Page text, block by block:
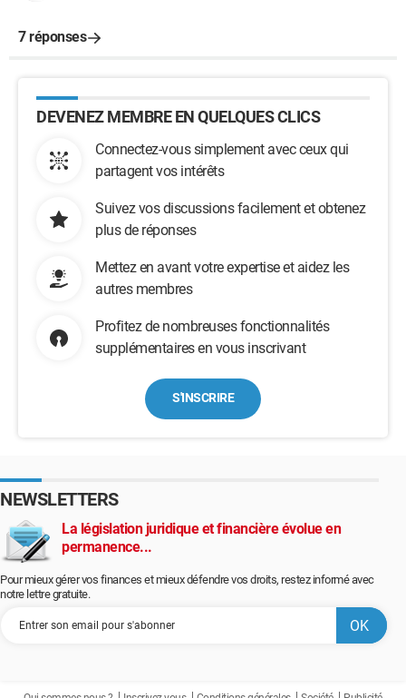
7 réponses
DEVENEZ MEMBRE EN QUELQUES CLICS
Connectez-vous simplement avec ceux qui
partagent vos intérêts
Suivez vos discussions facilement et obtenez
plus de réponses
Mettez en avant votre expertise et aidez les
autres membres
Profitez de nombreuses fonctionnalités
supplémentaires en vous inscrivant
S'INSCRIRE
NEWSLETTERS
La législation juridique et financière évolue en
permanence...
Pour mieux gérer vos finances et mieux défendre vos droits, restez informé avec
notre lettre gratuite.